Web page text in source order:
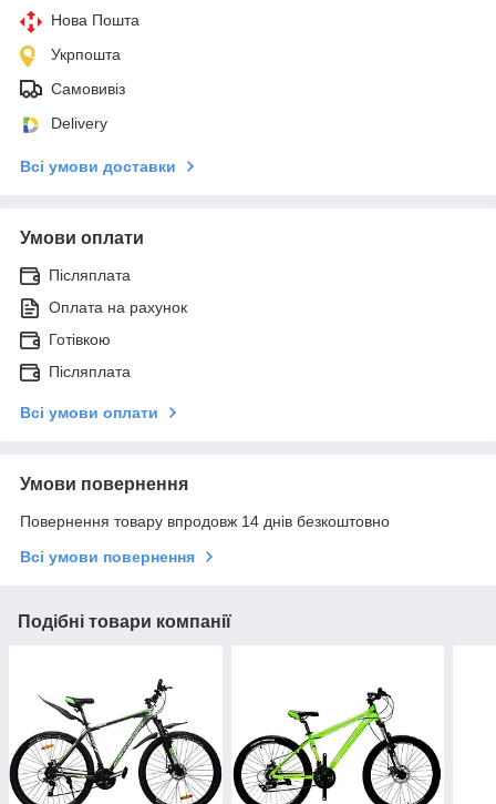
Нова Пошта
Укрпошта
Самовивіз
Delivery
Всі умови доставки
Умови оплати
Післяплата
Оплата на рахунок
Готівкою
Післяплата
Всі умови оплати
Умови повернення
Повернення товару впродовж 14 днів безкоштовно
Всі умови повернення
Подібні товари компанії